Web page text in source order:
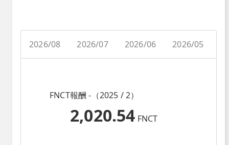
2026/08 2026/07 2026/06 2026/05
FNCT報酬 -（2025 / 2）
2,020.54 FNCT